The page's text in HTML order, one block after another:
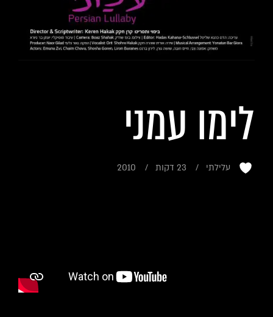
לימו עמני
עלילתי 23 דקות 2010